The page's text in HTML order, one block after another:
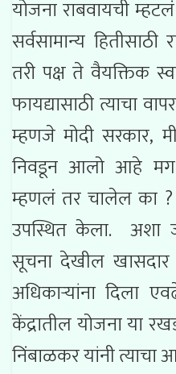
योजना राबवायची
सर्वसामान्य
तरी पक्ष ते वैयक्तिक
फायद्यासाठी त्याचा
म्हणजे मोदी सरकार,
निवडून आलो आहे मग
म्हणलं तर चालेल का ?
उपस्थित केला. अशा
सूचना देखील
अधिकाऱ्यांना दिला
केंद्रातील योजना या
निंबाळकर यांनी त्याचा